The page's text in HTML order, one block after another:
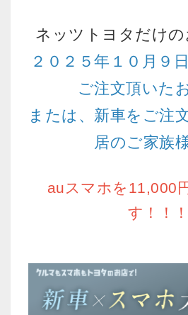
ネッツトヨタだけの
２０２５年１０月９
ご注文頂いた
または、新車をご注
居のご家族
auスマホを11,000
す！！！